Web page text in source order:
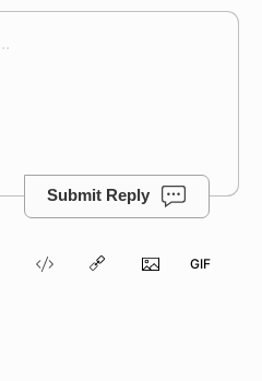
Submit Reply